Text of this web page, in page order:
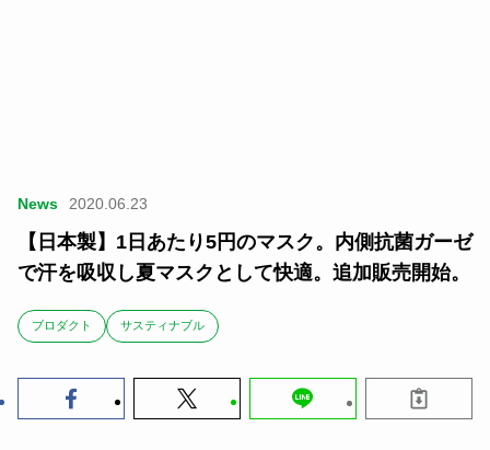
News 2020.06.23
【日本製】1日あたり5円のマスク。内側抗菌ガーゼ
で汗を吸収し夏マスクとして快適。追加販売開始。
ブロダクト サスティナブル